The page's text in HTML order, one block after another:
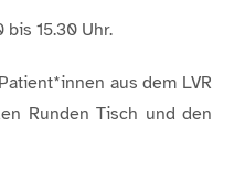
bis 15.30 Uhr.
aus dem LVR
Runden Tisch und den